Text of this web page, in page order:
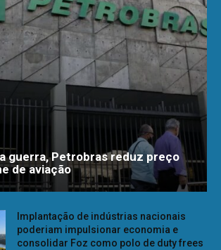
guerra, Petrobras reduz preço
de aviação
Implantação de indústrias nacionais
poderiam impulsionar economia e
consolidar Foz como polo de duty frees